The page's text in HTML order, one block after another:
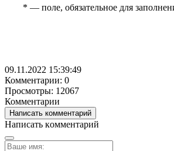
* — поле, обязательное для
09.11.2022 15:39:49
Комментарии: 0
Просмотры: 12067
Комментарии
Написать комментарий
Написать комментарий